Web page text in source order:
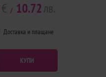
/ 10.72
Доставка и плащане
КУПИ